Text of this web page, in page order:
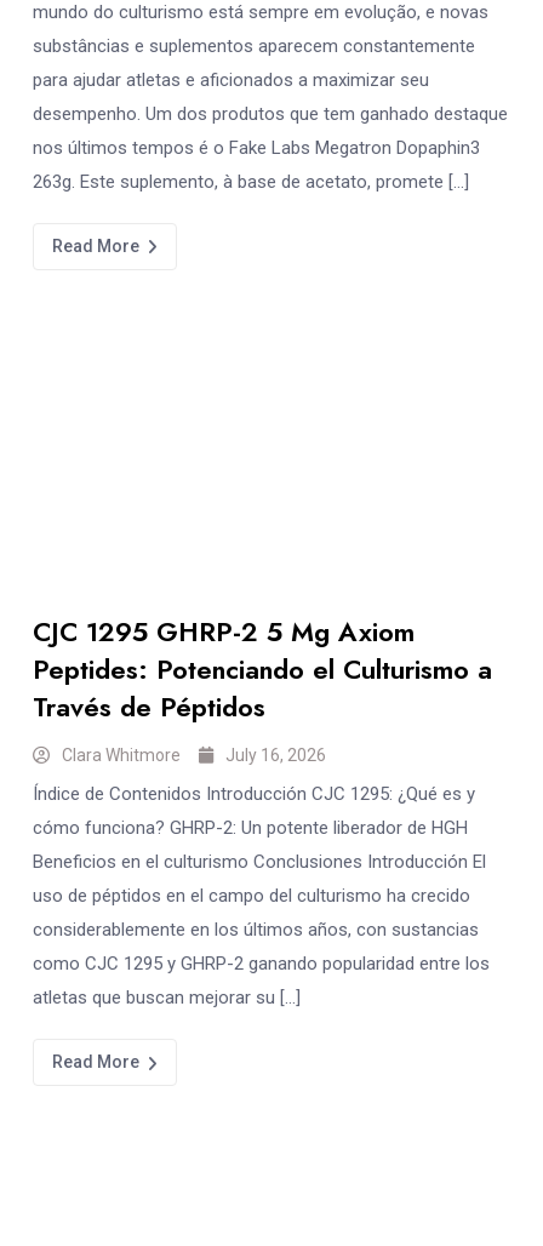
mundo do culturismo está sempre em evolução, e novas
substâncias e suplementos aparecem constantemente
para ajudar atletas e aficionados a maximizar seu
desempenho. Um dos produtos que tem ganhado destaque
nos últimos tempos é o Fake Labs Megatron Dopaphin3
263g. Este suplemento, à base de acetato, promete […]
Read More
CJC 1295 GHRP-2 5 Mg Axiom
Peptides: Potenciando el Culturismo a
Través de Péptidos
Clara Whitmore July 16, 2026
Índice de Contenidos Introducción CJC 1295: ¿Qué es y
cómo funciona? GHRP-2: Un potente liberador de HGH
Beneficios en el culturismo Conclusiones Introducción El
uso de péptidos en el campo del culturismo ha crecido
considerablemente en los últimos años, con sustancias
como CJC 1295 y GHRP-2 ganando popularidad entre los
atletas que buscan mejorar su […]
Read More